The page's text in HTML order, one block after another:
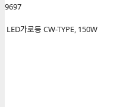
9697
LED가로등 CW-TYPE, 150W